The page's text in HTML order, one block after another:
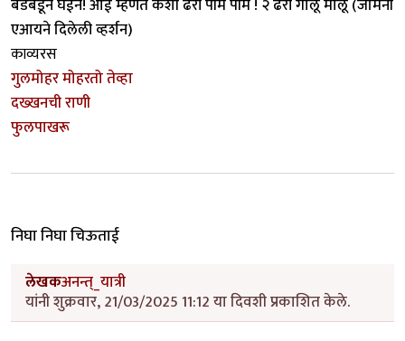
बडबडून घेईन! आई म्हणते कशी ढेरी पॉम पॉम ! २ ढेरी गोलू मोलू (जेमिनी
एआयने दिलेली व्हर्शन)
काव्यरस
गुलमोहर मोहरतो तेव्हा
दख्खनची राणी
फुलपाखरू
निघा निघा चिऊताई
लेखकअनन्त्_यात्री
यांनी शुक्रवार, 21/03/2025 11:12 या दिवशी प्रकाशित केले.